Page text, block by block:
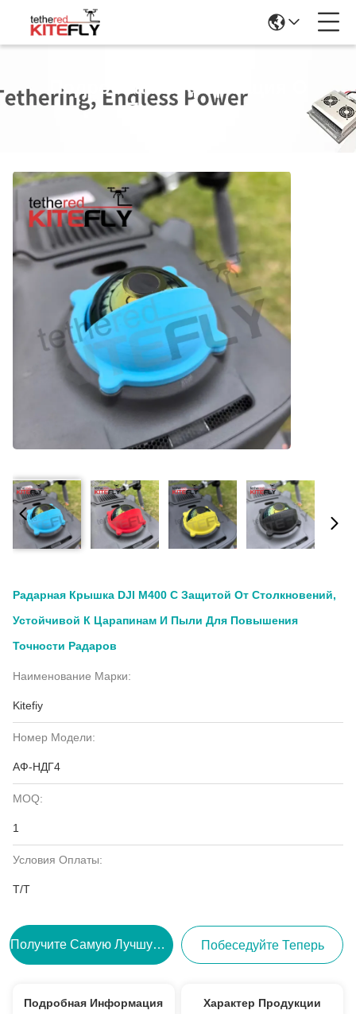
Подробная Информация О
Продукции
Радарная Крышка DJI M400 С Защитой От Столкновений,
Устойчивой К Царапинам И Пыли Для Повышения
Точности Радаров
Наименование Марки:
Kitefiy
Номер Модели:
АФ-НДГ4
MOQ:
1
Условия Оплаты:
Т/Т
Получите Самую Лучшую Цену Побеседуйте Теперь
Подробная Информация Характер Продукции